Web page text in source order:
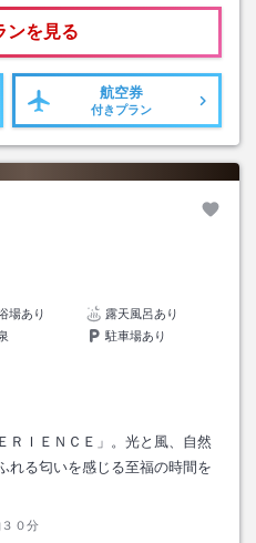
ンを見る
航空券
付きプラン
場あり
露天風呂あり
駐車場あり
ＩＥＮＣＥ」。光と風、自然
れる匂いを感じる至福の時間を
０分